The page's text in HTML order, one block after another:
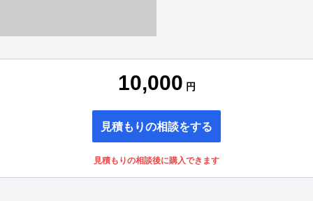
10,000 円
見積もりの相談をする
見積もりの相談後に購入できます